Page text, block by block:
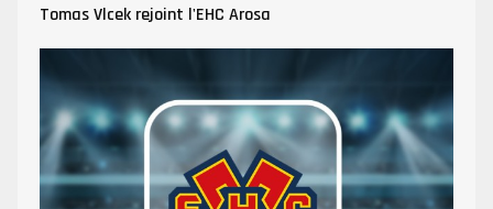
Tomas Vlcek rejoint l'EHC Arosa